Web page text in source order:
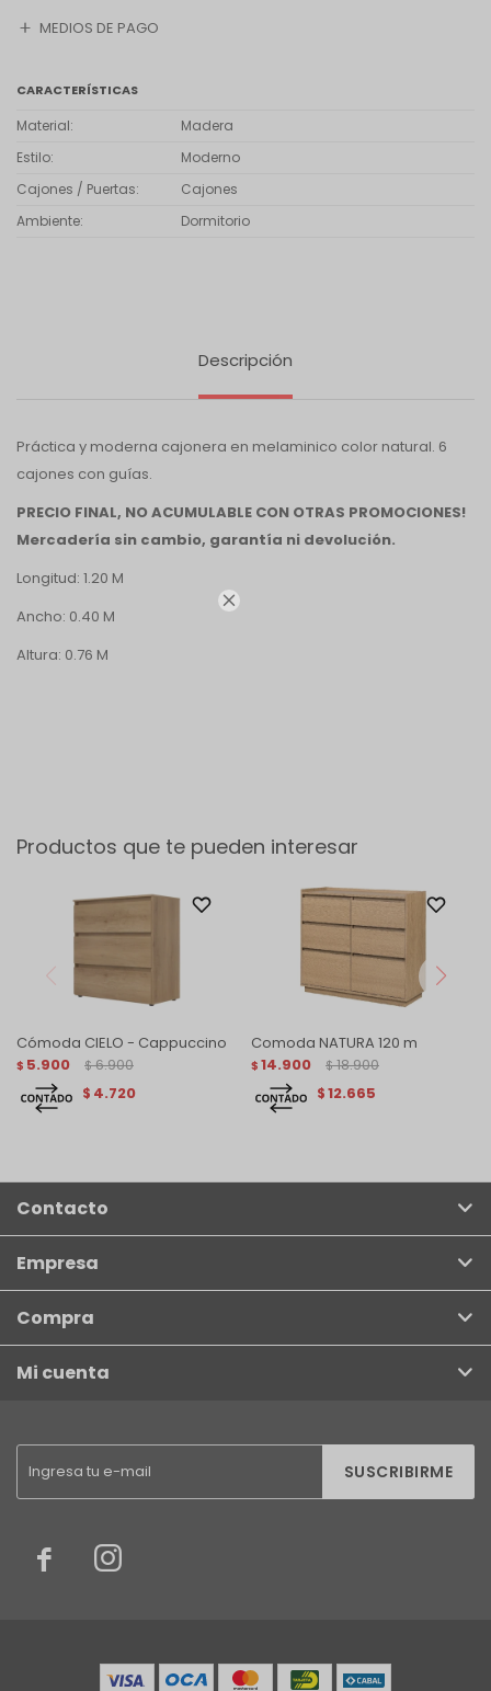

MEDIOS DE PAGO
CARACTERÍSTICAS
Material
Madera
Estilo
Moderno
Cajones / Puertas
Cajones
Ambiente
Dormitorio
Descripción
Práctica y moderna cajonera en melaminico color natural. 6
cajones con guías.
PRECIO FINAL, NO ACUMULABLE CON OTRAS PROMOCIONES!
Mercadería sin cambio, garantía ni devolución.
Longitud: 1.20 M
Ancho: 0.40 M
Altura: 0.76 M
Productos que te pueden interesar
Cómoda CIELO - Cappuccino
$ 5.900 $ 6.900
$ 4.720
Comoda NATURA 120 m
$ 14.900 $ 18.900
$12.665
SUSCRIBIRME
 
Contacto
Empresa
Compra
Mi cuenta